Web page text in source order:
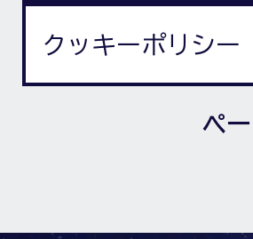
クッキーポリシー
ペ